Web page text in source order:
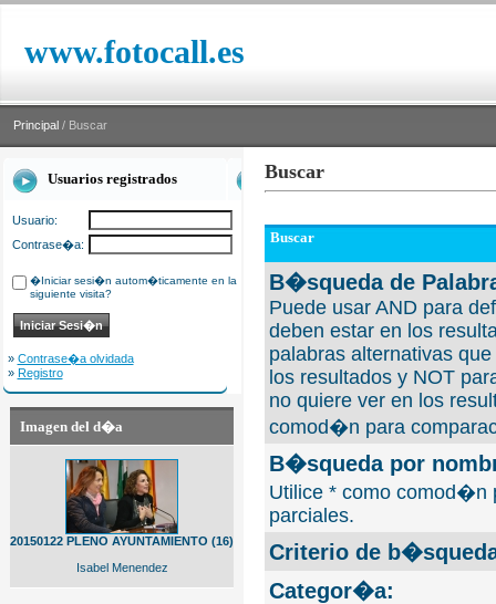
www.fotocall.es
Principal / Buscar
Usuarios registrados
Usuario:
Contrase�a:
�Iniciar sesi�n autom�ticamente en la
siguiente visita?
» Contrase�a olvidada
» Registro
Imagen del d�a
20150122 PLENO AYUNTAMIENTO (16)
Isabel Menendez
Buscar
Buscar
B�squeda de
Puede usar AND para
deben estar en los
palabras alternativas
los resultados y NOT
no quiere ver en los
comod�n para
B�squeda por
Utilice * como comod�n
parciales.
Criterio de
Categor�a: